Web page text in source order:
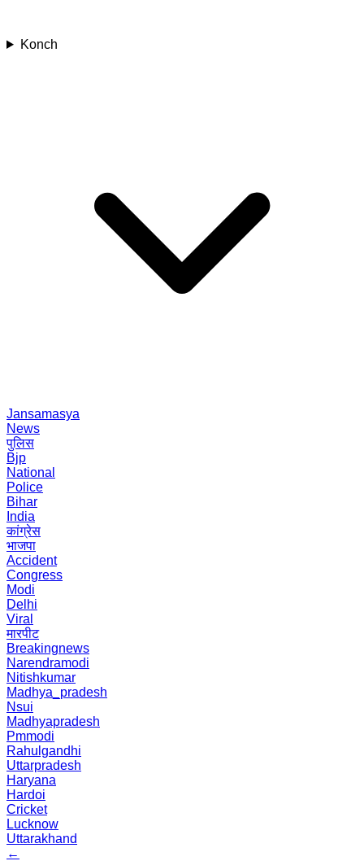
Konch
Jansamasya
News
पुलिस
Bjp
National
Police
Bihar
India
कांग्रेस
भाजपा
Accident
Congress
Modi
Delhi
Viral
मारपीट
Breakingnews
Narendramodi
Nitishkumar
Madhya_pradesh
Nsui
Madhyapradesh
Pmmodi
Rahulgandhi
Uttarpradesh
Haryana
Hardoi
Cricket
Lucknow
Uttarakhand
←